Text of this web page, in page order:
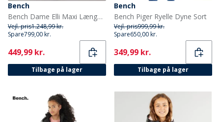
Bench
Bench Dame Elli Maxi Længde Vandtæt Jakke Sort
Vejl. pris1.248,99 kr.
Spare799,00 kr.
Current
449,99 kr.
Tilbage på lager
Bench
Bench Piger Ryelle Dyne Sort
Vejl. pris999,99 kr.
Spare650,00 kr.
Current
349,99 kr.
Tilbage på lager